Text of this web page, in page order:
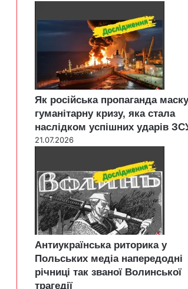
Як російська пропаганда
гуманітарну кризу, яка стала
наслідком успішних ударів
21.07.2026
Антиукраїнська риторика у
Польських медіа напередодні
річниці так званої Волинської
трагедії